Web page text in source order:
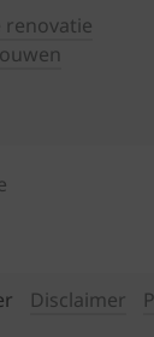
renovatie
Disclaimer